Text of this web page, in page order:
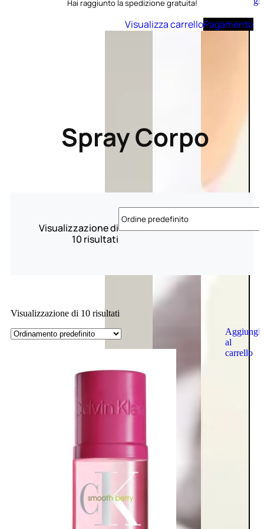
carrello
Aggiungi
al
carrello
Hai raggiunto la spedizione gratuita!
Visualizza carrelloPagamento
Spray Corpo
Visualizzazione di
10 risultati
Visualizzazione di 10 risultati